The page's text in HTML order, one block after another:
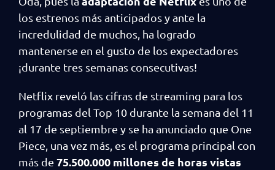
los estrenos más anticipados y ante la
incredulidad de muchos, ha logrado
mantenerse en el gusto de los expectadores
¡durante tres semanas consecutivas!
Netflix reveló las cifras de streaming para los
programas del Top 10 durante la semana del 11
al 17 de septiembre y se ha anunciado que One
Piece, una vez más, es el programa principal con
más de 75.500.000 millones de horas vistas